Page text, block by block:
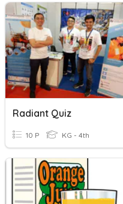
Radiant Quiz
10 P KG - 4th